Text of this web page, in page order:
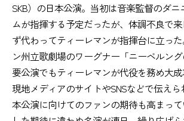
SKB）の日本公演。当初は音楽監督のダニ
ムが指揮する予定だったが、体調不良で
ず代わってティーレマンが指揮台に立っ
ン州立歌劇場のワーグナー「ニーベルン
要公演でもティーレマンが代役を務め大
現地メディアのサイトやSNSなどで伝えら
本公演に向けてのファンの期待も高まっ